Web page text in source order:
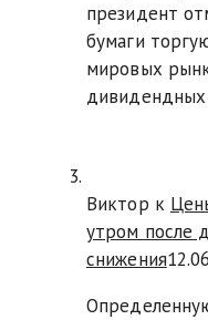
президент
бумаги
мировых
Виктор к
утром после
снижения